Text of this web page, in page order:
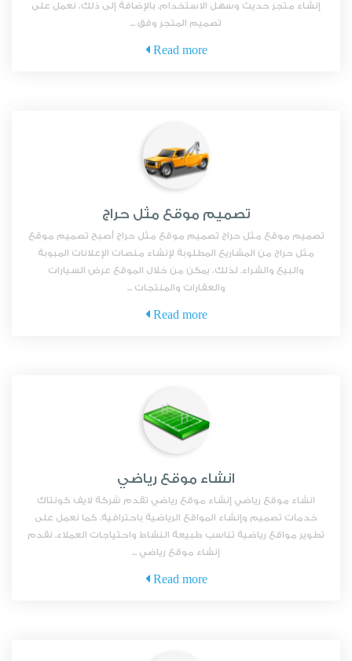
إنشاء متجر حديث وسهل الاستخدام. بالإضافة إلى ذلك، نعمل على
تصميم المتجر وفق ...
Read more
تصميم موقع مثل حراج
تصميم موقع مثل حراج تصميم موقع مثل حراج أصبح تصميم موقع
مثل حراج من المشاريع المطلوبة لإنشاء منصات الإعلانات المبوبة
والبيع والشراء. لذلك، يمكن من خلال الموقع عرض السيارات
والعقارات والمنتجات ...
Read more
انشاء موقع رياضي
انشاء موقع رياضي إنشاء موقع رياضي تقدم شركة لايف كونتاك
خدمات تصميم وإنشاء المواقع الرياضية باحترافية. كما نعمل على
تطوير مواقع رياضية تناسب طبيعة النشاط واحتياجات العملاء. نقدم
إنشاء موقع رياضي ...
Read more